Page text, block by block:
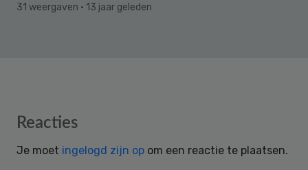
31 weergaven · 13 jaar geleden
Reader
Reacties
Je moet ingelogd zijn op om een reactie te plaatsen.